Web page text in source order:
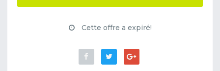
Cette offre a expiré!